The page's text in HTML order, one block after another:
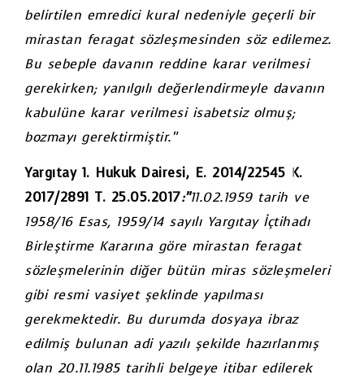
belirtilen emredici kural nedeniyle geçerli bir
mirastan feragat sözleşmesinden söz edilemez.
Bu sebeple davanın reddine karar verilmesi
gerekirken; yanılgılı değerlendirmeyle davanın
kabulüne karar verilmesi isabetsiz olmuş;
bozmayı gerektirmiştir.”
Yargıtay 1. Hukuk Dairesi, E. 2014/22545 K.
2017/2891 T. 25.05.2017:”11.02.1959 tarih ve
1958/16 Esas, 1959/14 sayılı Yargıtay İçtihadı
Birleştirme Kararına göre mirastan feragat
sözleşmelerinin diğer bütün miras sözleşmeleri
gibi resmi vasiyet şeklinde yapılması
gerekmektedir. Bu durumda dosyaya ibraz
edilmiş bulunan adi yazılı şekilde hazırlanmış
olan 20.11.1985 tarihli belgeye itibar edilerek